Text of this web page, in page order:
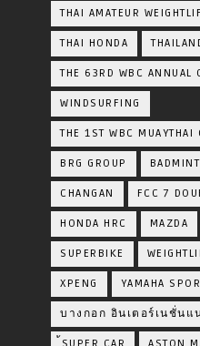
THAI AMATEUR
THAI HONDA
THE 63RD WBC ANNUAL
WINDSURFING
THE 1ST WBC MUAYTHAI
BRG GROUP
CHANGAN FCC 7
HONDA HRC MAZDA
SUPERBIKE
XPENG YAMAHA
บางกอก อินเตอร์เนชั่นแ